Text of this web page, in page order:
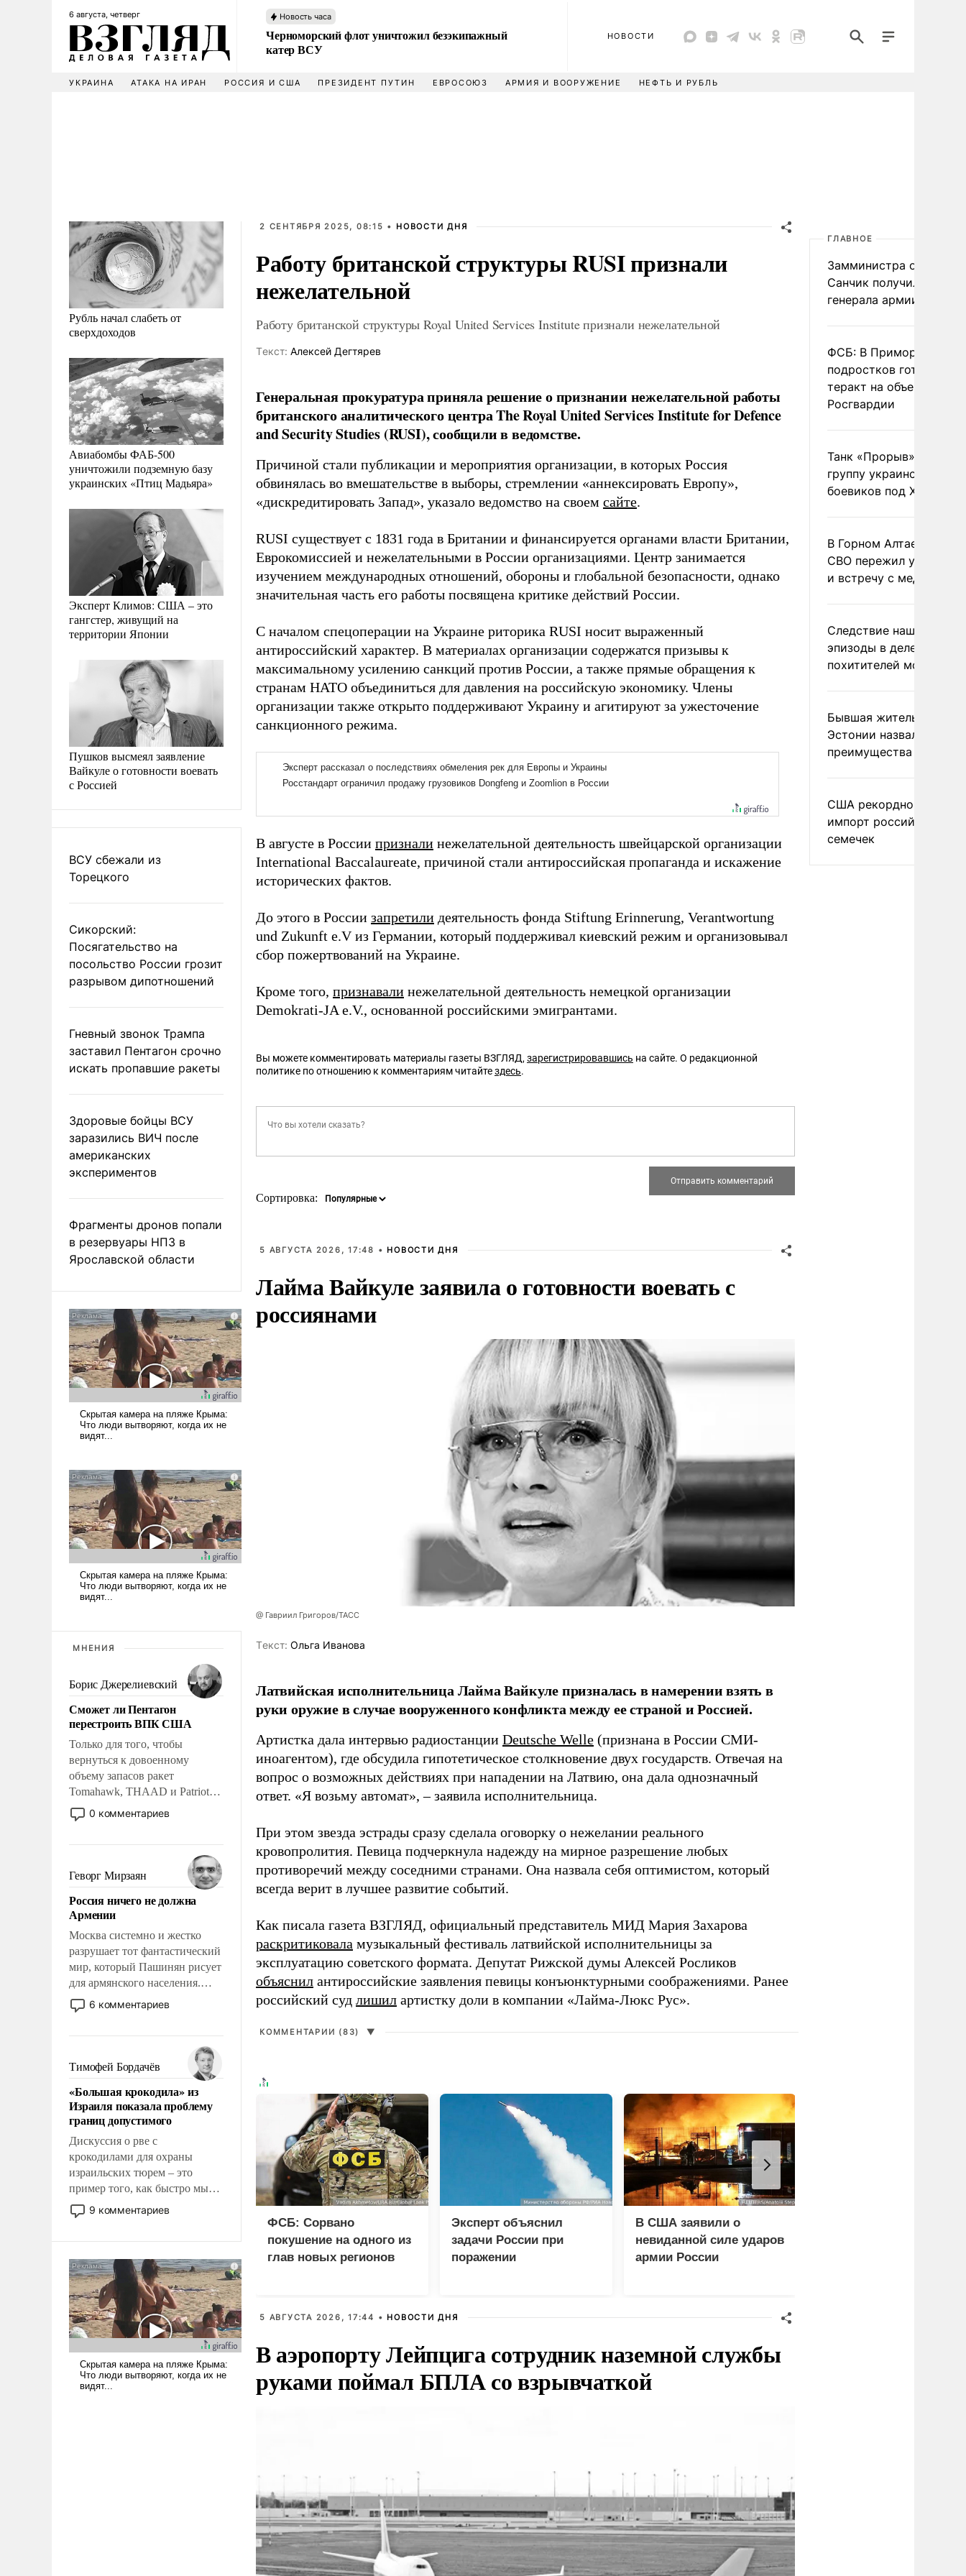
6 августа, четверг Новость часа
Черноморский флот уничтожил безэкипажный
катер ВСУ
НОВОСТИ
УКРАИНА АТАКА НА ИРАН РОССИЯ И США ПРЕЗИДЕНТ ПУТИН ЕВРОСОЮЗ АРМИЯ И ВООРУЖЕНИЕ НЕФТЬ И РУБЛЬ
Рубль начал слабеть от
сверхдоходов
Авиабомбы ФАБ-500
уничтожили подземную базу
украинских «Птиц Мадьяра»
Эксперт Климов: США – это
гангстер, живущий на
территории Японии
Пушков высмеял заявление
Вайкуле о готовности воевать
с Россией
ВСУ сбежали из
Торецкого
Сикорский:
Посягательство на
посольство России грозит
разрывом дипотношений
Гневный звонок Трампа
заставил Пентагон срочно
искать пропавшие ракеты
Здоровые бойцы ВСУ
заразились ВИЧ после
американских
экспериментов
Фрагменты дронов попали
в резервуары НПЗ в
Ярославской области
МНЕНИЯ
Борис Джерелиевский
Сможет ли Пентагон
перестроить ВПК США
Только для того, чтобы
вернуться к довоенному
объему запасов ракет
Tomahawk, THAAD и Patriot
США потребуется более трех
лет. Даже небольшая война с
Сложившаяся ситуация
означает многолетний период
уязвимости США, например,
перед Китаем.
0 комментариев
Геворг Мирзаян
Россия ничего не должна
Армении
Москва системно и жестко
разрушает тот фантастический
мир, который Пашинян рисует
для армянского населения.
Мир, где этому населению все
должны просто по
политические прожекты будут
беспрекословно оплачиваться
за счет российских
налогоплательщиков и где за
свои поступки не нужно
отвечать.
6 комментариев
Тимофей Бордачёв
«Большая крокодила» из
Израиля показала проблему
границ допустимого
Дискуссия о рве с
крокодилами для охраны
израильских тюрем – это
пример того, как быстро мы
двигаемся по пути
революционных изменений.
псевдонаучной фантастики,
стало всерьез обсуждаемой
идеей.
9 комментариев
2 СЕНТЯБРЯ 2025, 08:15 • НОВОСТИ ДНЯ
Работу британской структуры RUSI признали
нежелательной
Работу британской структуры Royal United Services Institute признали нежелательной
Tекст: Алексей Дегтярев
Генеральная прокуратура приняла решение о признании нежелательной работы
британского аналитического центра The Royal United Services Institute for Defence
and Security Studies (RUSI), сообщили в ведомстве.
Причиной стали публикации и мероприятия организации, в которых Россия
обвинялась во вмешательстве в выборы, стремлении «аннексировать Европу»,
«дискредитировать Запад», указало ведомство на своем сайте.
RUSI существует с 1831 года в Британии и финансируется органами власти Британии,
Еврокомиссией и нежелательными в России организациями. Центр занимается
изучением международных отношений, обороны и глобальной безопасности, однако
значительная часть его работы посвящена критике действий России.
С началом спецоперации на Украине риторика RUSI носит выраженный
антироссийский характер. В материалах организации содержатся призывы к
максимальному усилению санкций против России, а также прямые обращения к
странам НАТО объединиться для давления на российскую экономику. Члены
организации также открыто поддерживают Украину и агитируют за ужесточение
санкционного режима.
В августе в России признали нежелательной деятельность швейцарской организации
International Baccalaureate, причиной стали антироссийская пропаганда и искажение
исторических фактов.
До этого в России запретили деятельность фонда Stiftung Erinnerung, Verantwortung
und Zukunft e.V из Германии, который поддерживал киевский режим и организовывал
сбор пожертвований на Украине.
Кроме того, признавали нежелательной деятельность немецкой организации
Demokrati-JA e.V., основанной российскими эмигрантами.
Вы можете комментировать материалы газеты ВЗГЛЯД, зарегистрировавшись на сайте. О редакционной
политике по отношению к комментариям читайтездесь.
Сортировка:
5 АВГУСТА 2026, 17:48 • НОВОСТИ ДНЯ
Лайма Вайкуле заявила о готовности воевать с
россиянами
@ Гавриил Григоров/ТАСС
Tекст: Ольга Иванова
Латвийская исполнительница Лайма Вайкуле призналась в намерении взять в
руки оружие в случае вооруженного конфликта между ее страной и Россией.
Артистка дала интервью радиостанции Deutsche Welle (признана в России СМИ-
иноагентом), где обсудила гипотетическое столкновение двух государств. Отвечая на
вопрос о возможных действиях при нападении на Латвию, она дала однозначный
ответ. «Я возьму автомат», – заявила исполнительница.
При этом звезда эстрады сразу сделала оговорку о нежелании реального
кровопролития. Певица подчеркнула надежду на мирное разрешение любых
противоречий между соседними странами. Она назвала себя оптимистом, который
всегда верит в лучшее развитие событий.
Как писала газета ВЗГЛЯД, официальный представитель МИД Мария Захарова
раскритиковала музыкальный фестиваль латвийской исполнительницы за
эксплуатацию советского формата. Депутат Рижской думы Алексей Росликов
объяснил антироссийские заявления певицы конъюнктурными соображениями. Ранее
российский суд лишил артистку доли в компании «Лайма-Люкс Рус».
КОММЕНТАРИИ (83) ▼
ФСБ: Сорвано
покушение на одного из
глав новых регионов
Эксперт объяснил
задачи России при
поражении
В США заявили о
невиданной силе ударов
армии России
5 АВГУСТА 2026, 17:44 • НОВОСТИ ДНЯ
В аэропорту Лейпцига сотрудник наземной службы
руками поймал БПЛА со взрывчаткой
ГЛАВНОЕ
Замминистра обороны
Санчик получил звание
генерала армии
ФСБ: В Приморье трое
подростков готовили
теракт на объекте
Росгвардии
Танк «Прорыв»
группу украинских
боевиков под
В Горном Алтае
СВО пережил удар
и встречу с медведем
Следствие нашло
эпизоды в деле
похитителей москвичек
Бывшая жительница
Эстонии назвала
преимущества России
США рекордно
импорт российских
семечек